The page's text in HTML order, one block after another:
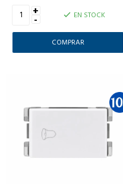
+
- EN STOCK